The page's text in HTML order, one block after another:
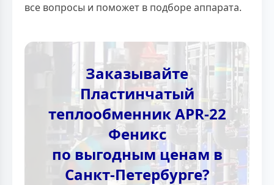
все вопросы и поможет в подборе аппарата.
Заказывайте
Пластинчатый
теплообменник APR-22
Феникс
по выгодным ценам в
Санкт-Петербурге?